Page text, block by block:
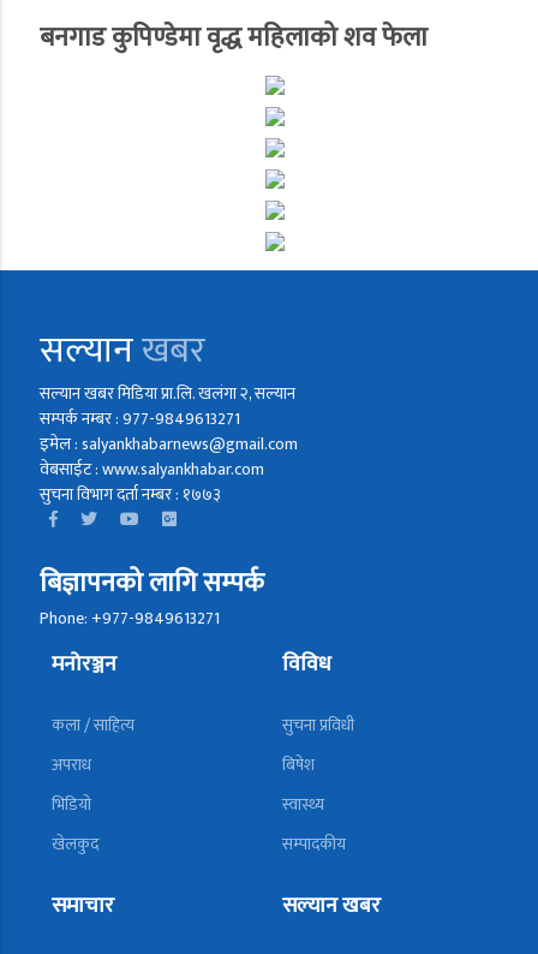
बनगाड कुपिण्डेमा वृद्ध महिलाको शव फेला
सल्यानखबर
सल्यान खबर मिडिया प्रा.लि. खलंगा २, सल्यान
सम्पर्क नम्बर : 977-9849613271
इमेल : salyankhabarnews@gmail.com
वेबसाईट : www.salyankhabar.com
सुचना विभाग दर्ता नम्बर : १७७३
बिज्ञापनको लागि सम्पर्क
Phone: +977-9849613271
विविध
सुचना प्रविधी
बिषेश
स्वास्थ्य
सम्पादकीय
मनोरञ्जन
कला / साहित्य
अपराध
भिडियो
खेलकुद
सल्यान खबर
समाचार